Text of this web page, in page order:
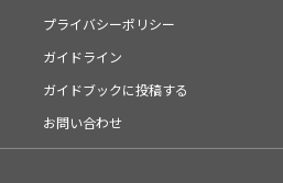
プライバシーポリシー
ガイドライン
ガイドブックに投稿する
お問い合わせ